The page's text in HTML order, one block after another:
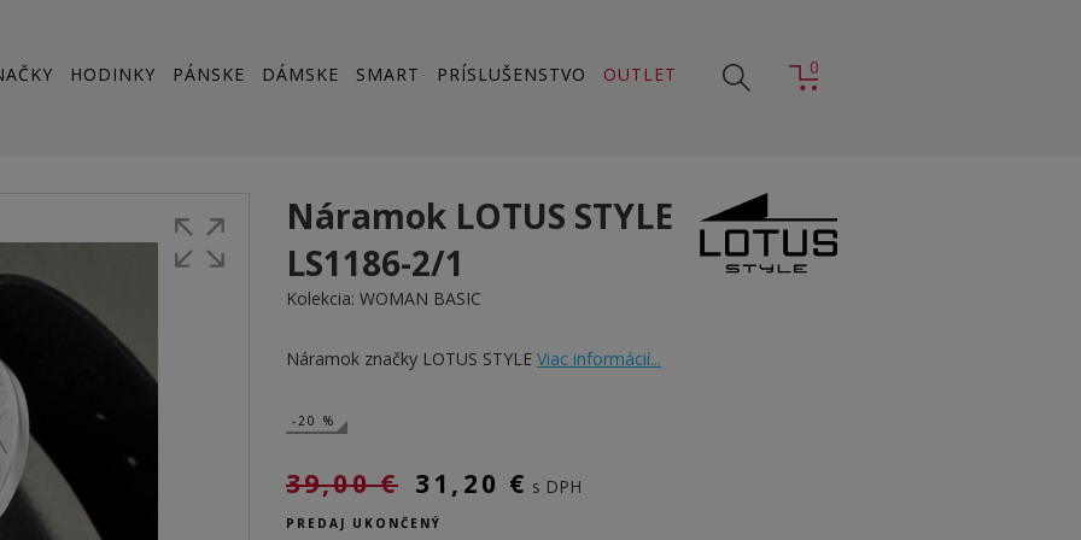
HODINKY PÁNSKE DÁMSKE SMART PRÍSLUŠENSTVO OUTLET 0
Náramok LOTUS STYLE
LS1186-2/1
Kolekcia: WOMAN BASIC
Náramok značky LOTUS STYLE Viac informácií...
-20 %
39,00 € 31,20 € s DPH
PREDAJ UKONČENÝ